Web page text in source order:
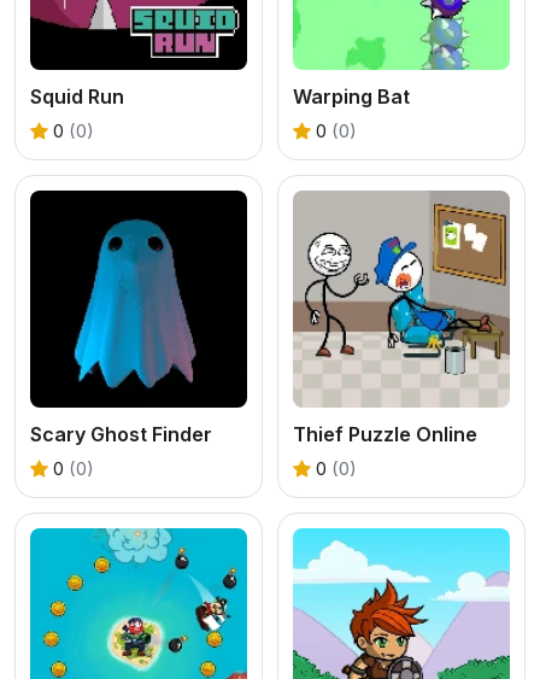
Squid Run
0 (0)
Warping Bat
0 (0)
Scary Ghost Finder
0 (0)
Thief Puzzle Online
0 (0)